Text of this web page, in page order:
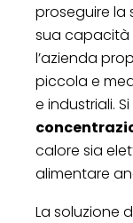
proseguire
sua capacità
l’azienda
piccola e
e industriali.
calore sia
alimentare
La soluzione